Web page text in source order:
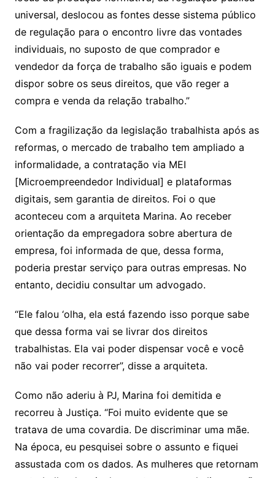
universal, deslocou as fontes desse sistema público
de regulação para o encontro livre das vontades
individuais, no suposto de que comprador e
vendedor da força de trabalho são iguais e podem
dispor sobre os seus direitos, que vão reger a
compra e venda da relação trabalho.”
Com a fragilização da legislação trabalhista após as
reformas, o mercado de trabalho tem ampliado a
informalidade, a contratação via MEI
[Microempreendedor Individual] e plataformas
digitais, sem garantia de direitos. Foi o que
aconteceu com a arquiteta Marina. Ao receber
orientação da empregadora sobre abertura de
empresa, foi informada de que, dessa forma,
poderia prestar serviço para outras empresas. No
entanto, decidiu consultar um advogado.
“Ele falou ‘olha, ela está fazendo isso porque sabe
que dessa forma vai se livrar dos direitos
trabalhistas. Ela vai poder dispensar você e você
não vai poder recorrer”, disse a arquiteta.
Como não aderiu à PJ, Marina foi demitida e
recorreu à Justiça. “Foi muito evidente que se
tratava de uma covardia. De discriminar uma mãe.
Na época, eu pesquisei sobre o assunto e fiquei
assustada com os dados. As mulheres que retornam